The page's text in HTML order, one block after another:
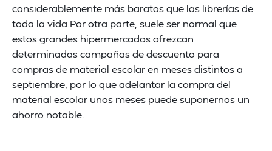
considerablemente más baratos que las librerías de
toda la vida.Por otra parte, suele ser normal que
estos grandes hipermercados ofrezcan
determinadas campañas de descuento para
compras de material escolar en meses distintos a
septiembre, por lo que adelantar la compra del
material escolar unos meses puede suponernos un
ahorro notable.